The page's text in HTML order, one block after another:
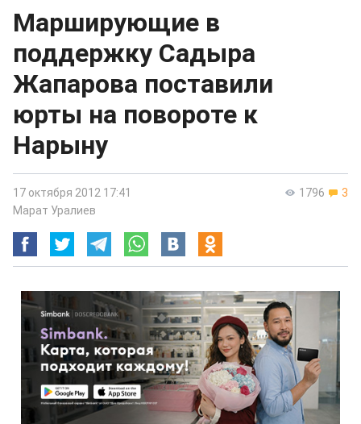
Марширующие в
поддержку Садыра
Жапарова поставили
юрты на повороте к
Нарыну
1796 3
17 октября 2012 17:41
Марат Уралиев